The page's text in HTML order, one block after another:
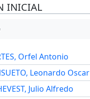
INICIAL
Orfel Antonio
Leonardo Oscar
Julio Alfredo